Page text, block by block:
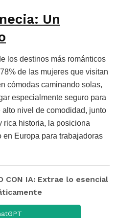
Un
los destinos más románticos
de las mujeres que visitan
cómodas caminando solas,
especialmente seguro para
nivel de comodidad, junto
rica historia, la posiciona
Europa para trabajadoras
CON IA: Extrae lo esencial